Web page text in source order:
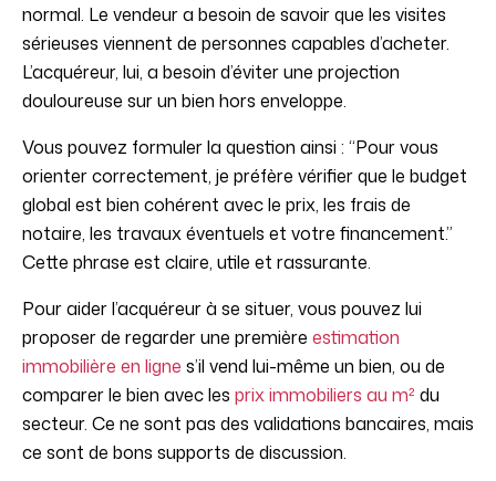
normal. Le vendeur a besoin de savoir que les visites
sérieuses viennent de personnes capables d’acheter.
L’acquéreur, lui, a besoin d’éviter une projection
douloureuse sur un bien hors enveloppe.
Vous pouvez formuler la question ainsi : “Pour vous
orienter correctement, je préfère vérifier que le budget
global est bien cohérent avec le prix, les frais de
notaire, les travaux éventuels et votre financement.”
Cette phrase est claire, utile et rassurante.
Pour aider l’acquéreur à se situer, vous pouvez lui
proposer de regarder une première estimation
immobilière en ligne s’il vend lui-même un bien, ou de
comparer le bien avec les prix immobiliers au m² du
secteur. Ce ne sont pas des validations bancaires, mais
ce sont de bons supports de discussion.